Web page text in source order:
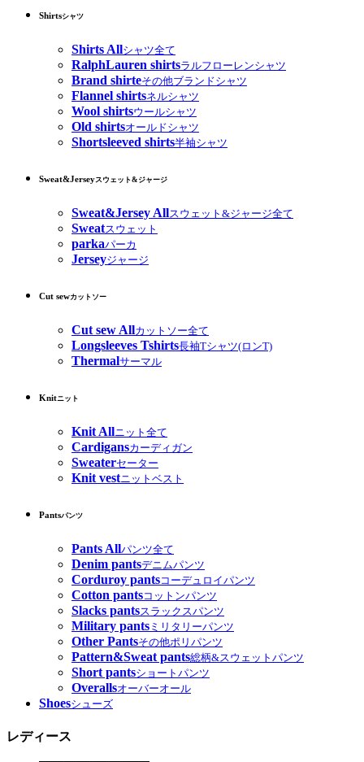
Shirtsシャツ
Shirts Allシャツ全て
RalphLauren shirtsラルフローレンシャツ
Brand shirteその他ブランドシャツ
Flannel shirtsネルシャツ
Wool shirtsウールシャツ
Old shirtsオールドシャツ
Shortsleeved shirts半袖シャツ
Sweat&Jerseyスウェット&ジャージ
Sweat&Jersey Allスウェット&ジャージ全て
Sweatスウェット
parkaパーカ
Jerseyジャージ
Cut sewカットソー
Cut sew Allカットソー全て
Longsleeves Tshirts長袖Tシャツ(ロンT)
Thermalサーマル
Knitニット
Knit Allニット全て
Cardigansカーディガン
Sweaterセーター
Knit vestニットベスト
Pantsパンツ
Pants Allパンツ全て
Denim pantsデニムパンツ
Corduroy pantsコーデュロイパンツ
Cotton pantsコットンパンツ
Slacks pantsスラックスパンツ
Military pants ミリタリーパンツ
Other Pantsその他ポリパンツ
Pattern&Sweat pants総柄&スウェットパンツ
Short pantsショートパンツ
Overallsオーバーオール
Shoesシューズ
レディース